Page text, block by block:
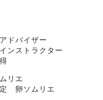
ドバイザー
ンストラクター
リエ
卵ソムリエ